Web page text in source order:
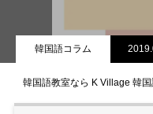
K Village韓国留学
韓国語コラム
韓国語教室なら K Village 韓国